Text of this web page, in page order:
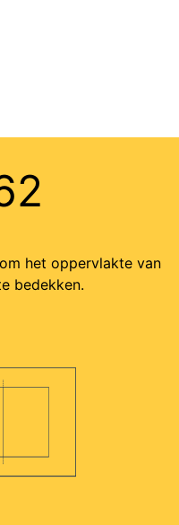
het oppervlakte van
bedekken.